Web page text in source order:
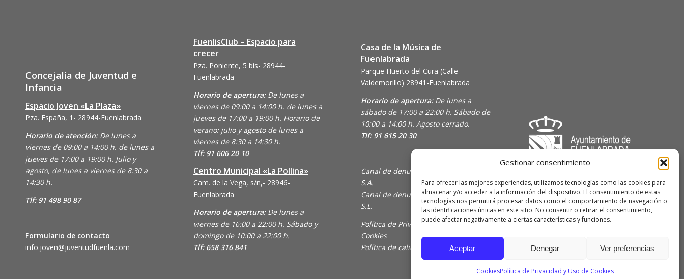
Gestionar consentimiento
Para ofrecer las mejores experiencias, utilizamos tecnologías como las cookies para
almacenar y/o acceder a la información del dispositivo. El consentimiento de estas
tecnologías nos permitirá procesar datos como el comportamiento de navegación o
las identificaciones únicas en este sitio. No consentir o retirar el consentimiento,
puede afectar negativamente a ciertas características y funciones.
Aceptar Denegar Ver preferencias
CookiesPolítica de Privacidad y Uso de Cookies
Concejalía de Juventud e
Infancia
Espacio Joven «La Plaza»
Pza. España, 1- 28944-Fuenlabrada
Horario de atención: De lunes a
viernes de 09:00 a 14:00 h. de lunes a
jueves de 17:00 a 19:00 h. Julio y
agosto, de lunes a viernes de 8:30 a
14:30 h.
Tlf: 91 498 90 87
Formulario de contacto
info.joven@juventudfuenla.com
FuenlisClub – Espacio para
crecer
Pza. Poniente, 5 bis- 28944-
Fuenlabrada
Horario de apertura:De lunes a
viernes de 09:00 a 14:00 h. de lunes a
jueves de 17:00 a 19:00 h. Horario de
verano: julio y agosto de lunes a
viernes de 8:30 a 14:30 h.
Tlf: 91 606 20 10
Centro Municipal «La Pollina»
Cam. de la Vega, s/n,- 28946-
Fuenlabrada
Horario de apertura: De lunes a
viernes de 16:00 a 22:00 h. Sábado y
domingo de 10:00 a 22:00 h.
Tlf: 658 316 841
Casa de la Música de
Fuenlabrada
Parque Huerto del Cura (Calle
Valdemorillo) 28941-Fuenlabrada
Horario de apertura: De lunes a
sábado de 17:00 a 22:00 h. Sábado de
10:00 a 14:00 h. Agosto cerrado.
Tlf: 91 615 20 30
Canal de denuncias de Animajoven
S.A.
Canal de denuncias de En Clave Joven
S.L.
Política de Privacidad y Uso de
Cookies
Política de calidad